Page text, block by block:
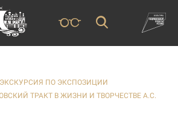
ЭКСКУРСИЯ ПО ЭКСПОЗИЦИИ
ТРАКТ В ЖИЗНИ И ТВОРЧЕСТВЕ А.С.